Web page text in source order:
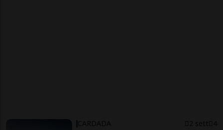
CARDADA 2 sett 4